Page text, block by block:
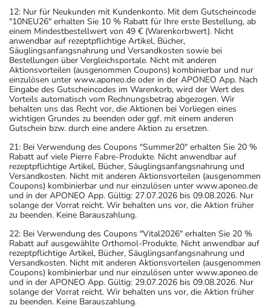
12: Nur für Neukunden mit Kundenkonto. Mit dem Gutscheincode
"10NEU26" erhalten Sie 10 % Rabatt für Ihre erste Bestellung, ab
einem Mindestbestellwert von 49 € (Warenkorbwert). Nicht
anwendbar auf rezeptpflichtige Artikel, Bücher,
Säuglingsanfangsnahrung und Versandkosten sowie bei
Bestellungen über Vergleichsportale. Nicht mit anderen
Aktionsvorteilen (ausgenommen Coupons) kombinierbar und nur
einzulösen unter www.aponeo.de oder in der APONEO App. Nach
Eingabe des Gutscheincodes im Warenkorb, wird der Wert des
Vorteils automatisch vom Rechnungsbetrag abgezogen. Wir
behalten uns das Recht vor, die Aktionen bei Vorliegen eines
wichtigen Grundes zu beenden oder ggf. mit einem anderen
Gutschein bzw. durch eine andere Aktion zu ersetzen.
21: Bei Verwendung des Coupons "Summer20" erhalten Sie 20 %
Rabatt auf viele Pierre Fabre-Produkte. Nicht anwendbar auf
rezeptpflichtige Artikel, Bücher, Säuglingsanfangsnahrung und
Versandkosten. Nicht mit anderen Aktionsvorteilen (ausgenommen
Coupons) kombinierbar und nur einzulösen unter www.aponeo.de
und in der APONEO App. Gültig: 27.07.2026 bis 09.08.2026. Nur
solange der Vorrat reicht. Wir behalten uns vor, die Aktion früher
zu beenden. Keine Barauszahlung.
22: Bei Verwendung des Coupons "Vital2026" erhalten Sie 20 %
Rabatt auf ausgewählte Orthomol-Produkte. Nicht anwendbar auf
rezeptpflichtige Artikel, Bücher, Säuglingsanfangsnahrung und
Versandkosten. Nicht mit anderen Aktionsvorteilen (ausgenommen
Coupons) kombinierbar und nur einzulösen unter www.aponeo.de
und in der APONEO App. Gültig: 29.07.2026 bis 09.08.2026. Nur
solange der Vorrat reicht. Wir behalten uns vor, die Aktion früher
zu beenden. Keine Barauszahlung.